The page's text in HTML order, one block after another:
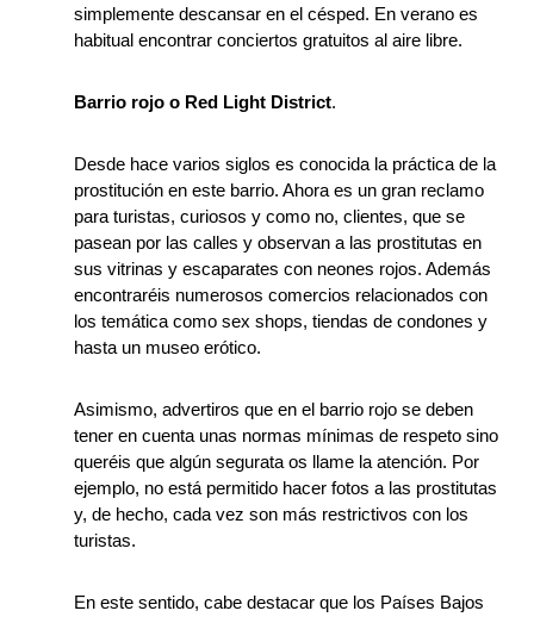
simplemente descansar en el césped. En verano es
habitual encontrar conciertos gratuitos al aire libre.
Barrio rojo o Red Light District.
Desde hace varios siglos es conocida la práctica de la
prostitución en este barrio. Ahora es un gran reclamo
para turistas, curiosos y como no, clientes, que se
pasean por las calles y observan a las prostitutas en
sus vitrinas y escaparates con neones rojos. Además
encontraréis numerosos comercios relacionados con
los temática como sex shops, tiendas de condones y
hasta un museo erótico.
Asimismo, advertiros que en el barrio rojo se deben
tener en cuenta unas normas mínimas de respeto sino
queréis que algún segurata os llame la atención. Por
ejemplo, no está permitido hacer fotos a las prostitutas
y, de hecho, cada vez son más restrictivos con los
turistas.
En este sentido, cabe destacar que los Países Bajos